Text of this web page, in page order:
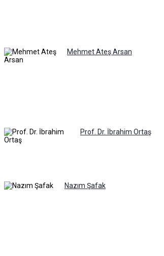
Mehmet Ateş Arsan
Prof. Dr. İbrahim Ortaş
Nazım Şafak